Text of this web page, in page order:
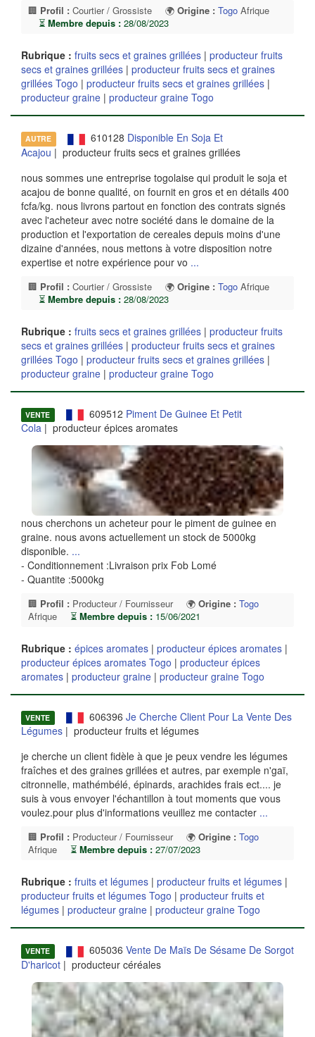
🏢 Profil : Courtier / Grossiste 🌍 Origine : Togo Afrique
⏳ Membre depuis : 28/08/2023
Rubrique : fruits secs et graines grillées | producteur fruits
secs et graines grillées | producteur fruits secs et graines
grillées Togo | producteur fruits secs et graines grillées |
producteur graine | producteur graine Togo
AUTRE 610128 Disponible En Soja Et
Acajou | producteur fruits secs et graines grillées
nous sommes une entreprise togolaise qui produit le soja et
acajou de bonne qualité, on fournit en gros et en détails 400
fcfa/kg. nous livrons partout en fonction des contrats signés
avec l'acheteur avec notre société dans le domaine de la
production et l'exportation de cereales depuis moins d'une
dizaine d'années, nous mettons à votre disposition notre
expertise et notre expérience pour vo ...
🏢 Profil : Courtier / Grossiste 🌍 Origine : Togo Afrique
⏳ Membre depuis : 28/08/2023
Rubrique : fruits secs et graines grillées | producteur fruits
secs et graines grillées | producteur fruits secs et graines
grillées Togo | producteur fruits secs et graines grillées |
producteur graine | producteur graine Togo
VENTE 609512 Piment De Guinee Et Petit
Cola | producteur épices aromates
nous cherchons un acheteur pour le piment de guinee en
graine. nous avons actuellement un stock de 5000kg
disponible. ...
- Conditionnement :Livraison prix Fob Lomé
- Quantite :5000kg
🏢 Profil : Producteur / Fournisseur 🌍 Origine : Togo
Afrique
⏳ Membre depuis : 15/06/2021
Rubrique : épices aromates | producteur épices aromates |
producteur épices aromates Togo | producteur épices
aromates | producteur graine | producteur graine Togo
VENTE 606396 Je Cherche Client Pour La Vente Des
Légumes | producteur fruits et légumes
je cherche un client fidèle à que je peux vendre les légumes
fraîches et des graines grillées et autres, par exemple n'gaï,
citronnelle, mathémbélé, épinards, arachides frais ect.... je
suis à vous envoyer l'échantillon à tout moments que vous
voulez.pour plus d'informations veuillez me contacter ...
🏢 Profil : Producteur / Fournisseur 🌍 Origine : Togo
Afrique
⏳ Membre depuis : 27/07/2023
Rubrique : fruits et légumes | producteur fruits et légumes |
producteur fruits et légumes Togo | producteur fruits et
légumes | producteur graine | producteur graine Togo
VENTE 605036 Vente De Maïs De Sésame De Sorgot
D'haricot | producteur céréales